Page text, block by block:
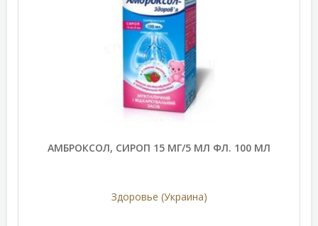
АМБРОКСОЛ, СИРОП 15 МГ/5 МЛ ФЛ. 100 МЛ
Здоровье (Украина)